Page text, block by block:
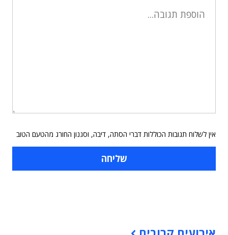
אין לשלוח תגובות הכוללות דברי הסתה, דיבה, וסגנון החורג מהטעם הטוב